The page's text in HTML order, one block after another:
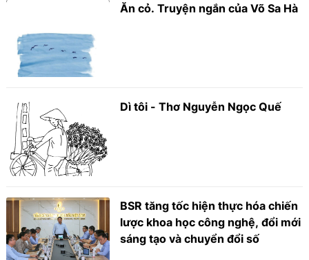
Ăn cỏ. Truyện ngắn của Võ Sa Hà
Dì tôi - Thơ Nguyễn Ngọc Quế
BSR tăng tốc hiện thực hóa chiến
lược khoa học công nghệ, đổi mới
sáng tạo và chuyển đổi số